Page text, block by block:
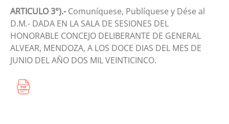
ARTICULO 3°).-Comuníquese, Publíquese y Dése al
D.M.- DADA EN LA SALA DE SESIONES DEL
HONORABLE CONCEJO DELIBERANTE DE GENERAL
ALVEAR, MENDOZA, A LOS DOCE DIAS DEL MES DE
JUNIO DEL AÑO DOS MIL VEINTICINCO.